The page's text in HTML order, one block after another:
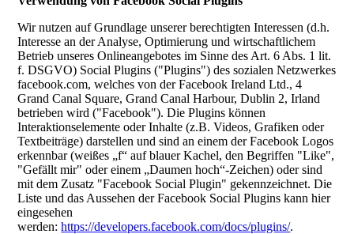
Wir nutzen auf Grundlage unserer berechtigten Interessen (d.h.
Interesse an der Analyse, Optimierung und wirtschaftlichem
Betrieb unseres Onlineangebotes im Sinne des Art. 6 Abs. 1 lit.
f. DSGVO) Social Plugins ("Plugins") des sozialen Netzwerkes
facebook.com, welches von der Facebook Ireland Ltd., 4
Grand Canal Square, Grand Canal Harbour, Dublin 2, Irland
betrieben wird ("Facebook"). Die Plugins können
Interaktionselemente oder Inhalte (z.B. Videos, Grafiken oder
Textbeiträge) darstellen und sind an einem der Facebook Logos
erkennbar (weißes „f“ auf blauer Kachel, den Begriffen "Like",
"Gefällt mir" oder einem „Daumen hoch“-Zeichen) oder sind
mit dem Zusatz "Facebook Social Plugin" gekennzeichnet. Die
Liste und das Aussehen der Facebook Social Plugins kann hier
eingesehen
werden:https://developers.facebook.com/docs/plugins/.